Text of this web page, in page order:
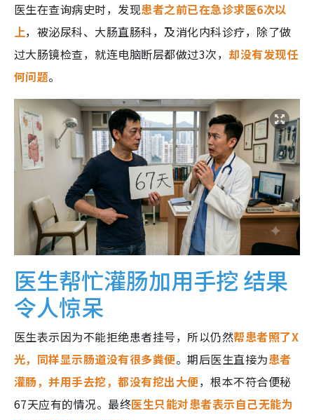
医生在查询病史时，发现患者之前已在急诊求医6次以
上，被泌尿科、大肠直肠科，及消化内科诊疗，除了做
过大肠镜检查，就连电脑断层都做过3次， 却没有发现任
何问题。
医生帮忙灌肠加用手挖 结果
令人惊呆
医生表示因为不能拒绝患者挂号，所以仍然帮患者照了X
光，同样显示肠道没有很多粪便。期后医生直接为患者
灌肠，并用手去挖，都没有挖出大便，根本不符合便秘
67天应有的情况。最终医生只能对患者表示自己无能为